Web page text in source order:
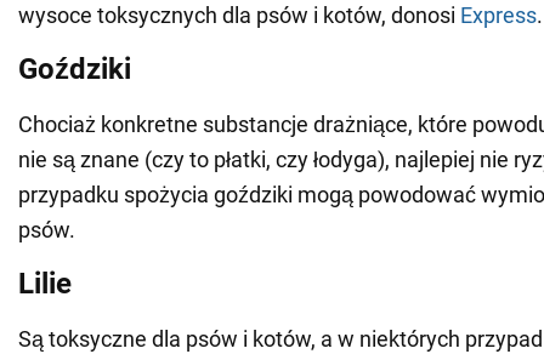
wysoce toksycznych dla psów i kotów, donosi Express.
Goździki
Chociaż konkretne substancje drażniące, które
nie są znane (czy to płatki, czy łodyga), najlepiej nie
przypadku spożycia goździki mogą powodować
psów.
Lilie
Są toksyczne dla psów i kotów, a w niektórych